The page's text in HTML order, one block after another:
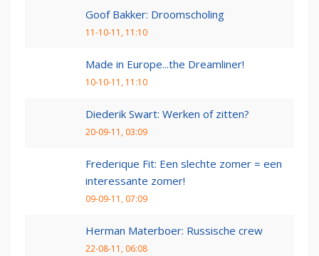
Goof Bakker: Droomscholing
11-10-11, 11:10
Made in Europe...the Dreamliner!
10-10-11, 11:10
Diederik Swart: Werken of zitten?
20-09-11, 03:09
Frederique Fit: Een slechte zomer = een
interessante zomer!
09-09-11, 07:09
Herman Materboer: Russische crew
22-08-11, 06:08